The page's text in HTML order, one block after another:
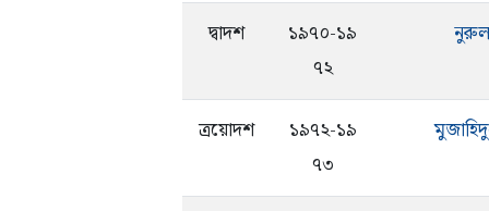
দ্বাদশ
১৯৭০-১৯
৭২
নুরুল
ত্রয়োদশ
১৯৭২-১৯
৭৩